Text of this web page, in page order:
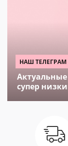
НАШ ТЕЛЕГРАМ
супер